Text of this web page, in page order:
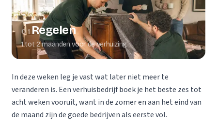
01 Regelen
1 tot 2 maanden voor de verhuizing
In deze weken leg je vast wat later niet meer te
veranderen is. Een verhuisbedrijf boek je het beste zes tot
acht weken vooruit, want in de zomer en aan het eind van
de maand zijn de goede bedrijven als eerste vol.